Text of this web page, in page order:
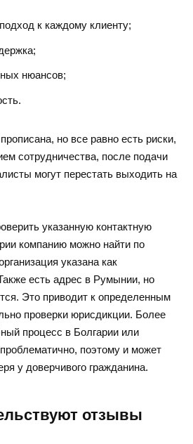
к каждому клиенту;
нюансов;
но все равно есть риски,
сотрудничества, после подачи
могут перестать выходить на
указанную контактную
компанию можно найти по
указана как
есть адрес в Румынии, но
Это приводит к определенным
проверки юрисдикции. Более
процесс в Болгарии или
поэтому и может
у доверчивого гражданина.
отзывы